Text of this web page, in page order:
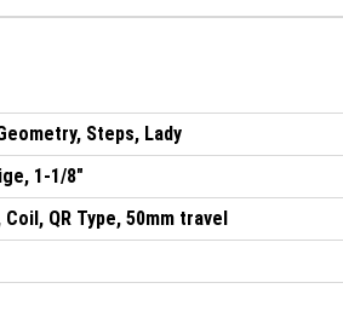
Steps, Lady
1-1/8"
Coil, QR Type, 50mm travel